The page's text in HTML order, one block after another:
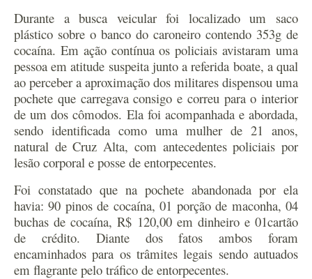
Durante a busca veicular foi localizado um saco
plástico sobre o banco do caroneiro contendo 353g de
cocaína. Em ação contínua os policiais avistaram uma
pessoa em atitude suspeita junto a referida boate, a qual
ao perceber a aproximação dos militares dispensou uma
pochete que carregava consigo e correu para o interior
de um dos cômodos. Ela foi acompanhada e abordada,
sendo identificada como uma mulher de 21 anos,
natural de Cruz Alta, com antecedentes policiais por
lesão corporal e posse de entorpecentes.
Foi constatado que na pochete abandonada por ela
havia: 90 pinos de cocaína, 01 porção de maconha, 04
buchas de cocaína, R$ 120,00 em dinheiro e 01cartão
de crédito. Diante dos fatos ambos foram
encaminhados para os trâmites legais sendo autuados
em flagrante pelo tráfico de entorpecentes.